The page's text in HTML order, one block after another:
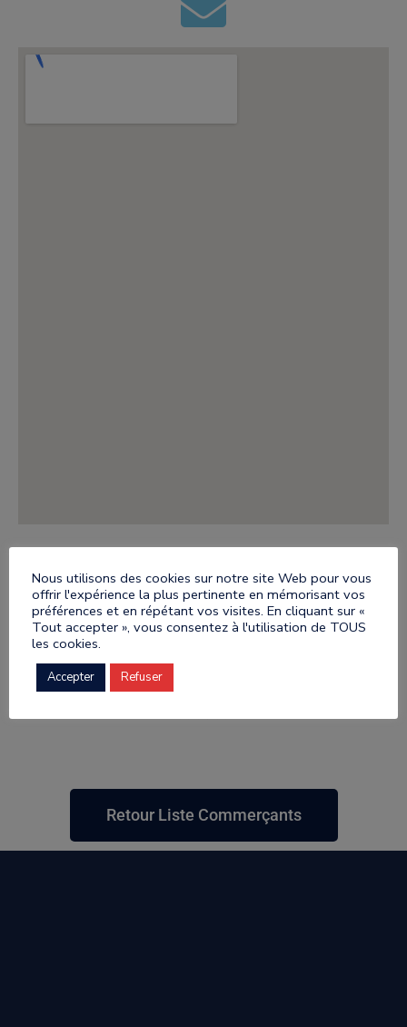
Retour Liste Commerçants
Nous utilisons des cookies sur notre site Web pour vous
offrir l'expérience la plus pertinente en mémorisant vos
préférences et en répétant vos visites. En cliquant sur «
Tout accepter », vous consentez à l'utilisation de TOUS
les cookies.
Accepter Refuser